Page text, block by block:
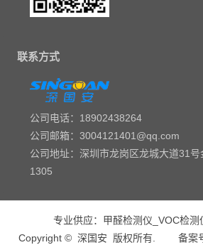
联系方式
公司电话：18902438264
公司邮箱：3004121401@qq.com
公司地址：深圳市龙岗区龙城大道31
1305
专业供应： 甲醛检测仪 VOC检测
Copyright © 深国安 版权所有. 备案